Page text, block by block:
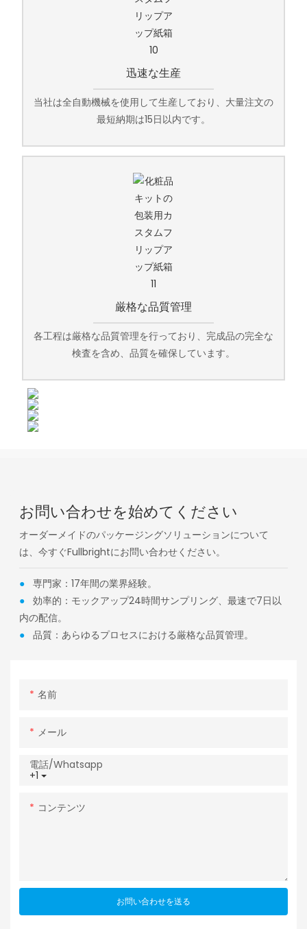
迅速な生産
当社は全自動機械を使用して生産しており、大量注文の
最短納期は15日以内です。
厳格な品質管理
各工程は厳格な品質管理を行っており、完成品の完全な
検査を含め、品質を確保しています。
お問い合わせを始めてください
オーダーメイドのパッケージングソリューションについて
は、今すぐFullbrightにお問い合わせください。
● 専門家：17年間の業界経験。
● 効率的：モックアップ24時間サンプリング、最速で7日以
内の配信。
● 品質：あらゆるプロセスにおける厳格な品質管理。
名前
メール
+1
電話/whatsapp
コンテンツ
お問い合わせを送る